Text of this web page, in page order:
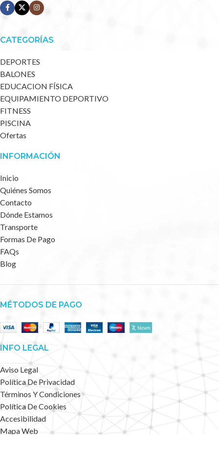
CATEGORÍAS
DEPORTES
BALONES
EDUCACION FÍSICA
EQUIPAMIENTO DEPORTIVO
FITNESS
PISCINA
Ofertas
INFORMACIÓN
Inicio
Quiénes Somos
Contacto
Dónde Estamos
Transporte
Formas De Pago
FAQs
Blog
MÉTODOS DE PAGO
INFO LEGAL
Aviso Legal
Política De Privacidad
Términos Y Condiciones
Política De Cookies
Accesibilidad
Mapa Web